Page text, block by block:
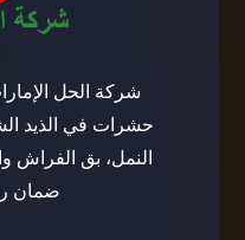
شركة الحل
حشرات في الذيد
النمل، بق الفراش
ضمان